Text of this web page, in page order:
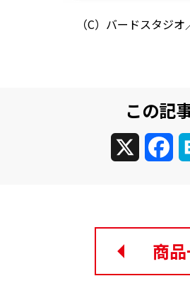
（C）バードスタジ
この記
商